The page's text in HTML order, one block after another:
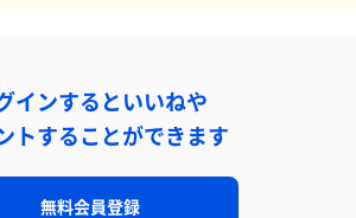
インするといいねや
トすることができます
無料会員登録